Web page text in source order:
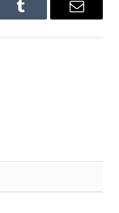
Tumblr Email